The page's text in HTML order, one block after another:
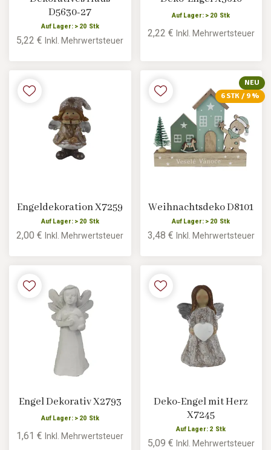
D5630-27
Auf Lager: > 20 Stk
5,22 €Inkl. Mehrwertsteuer
Auf Lager: > 20 Stk
2,22 € Inkl. Mehrwertsteuer
Engeldekoration X7259
Auf Lager: > 20 Stk
2,00 €Inkl. Mehrwertsteuer
NEU
6 STK / 9 %
Weihnachtsdeko D8101
Auf Lager: > 20 Stk
3,48 € Inkl. Mehrwertsteuer
Engel Dekorativ X2793
Auf Lager: > 20 Stk
1,61 €Inkl. Mehrwertsteuer
Deko-Engel mit Herz
X7245
Auf Lager: 2 Stk
5,09 € Inkl. Mehrwertsteuer